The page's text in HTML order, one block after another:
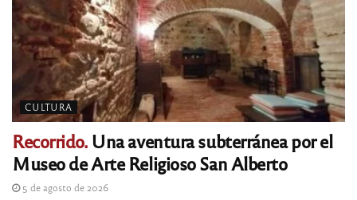
CULTURA
Recorrido.Una aventura subterránea por el
Museo de Arte Religioso San Alberto
5 de agosto de 2026